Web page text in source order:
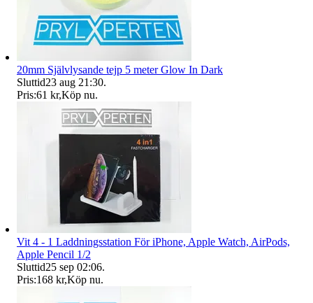
20mm Självlysande tejp 5 meter Glow In Dark
Sluttid23 aug 21:30.
Pris:61 kr,Köp nu.
Vit 4 - 1 Laddningsstation För iPhone, Apple Watch, AirPods,
Apple Pencil 1/2
Sluttid25 sep 02:06.
Pris:168 kr,Köp nu.